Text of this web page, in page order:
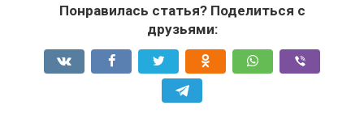
Понравилась статья? Поделиться с
друзьями: